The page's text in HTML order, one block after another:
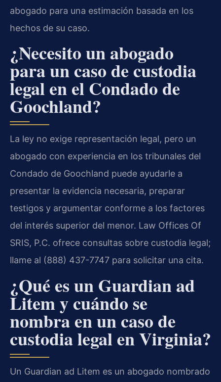
abogado para una estimación basada en los
hechos de su caso.
¿Necesito un abogado
para un caso de custodia
legal en el Condado de
Goochland?
La ley no exige representación legal, pero un
abogado con experiencia en los tribunales del
Condado de Goochland puede ayudarle a
presentar la evidencia necesaria, preparar
testigos y argumentar conforme a los factores
del interés superior del menor. Law Offices Of
SRIS, P.C. ofrece consultas sobre custodia legal;
llame al (888) 437-7747 para solicitar una cita.
¿Qué es un Guardian ad
Litem y cuándo se
nombra en un caso de
custodia legal en Virginia?
Un Guardian ad Litem es un abogado nombrado